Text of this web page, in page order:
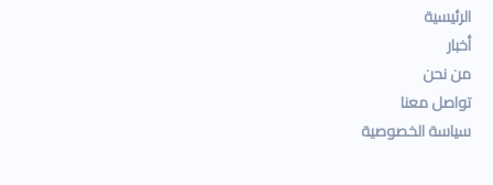
الرئيسية
أخبار
من نحن
تواصل معنا
سياسة الخصوصية